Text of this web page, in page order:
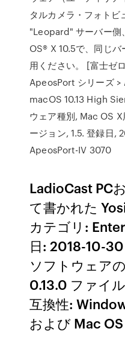
タルカメラ・フォト
"Leopard" サーバー側
OS® X 10.5で、同じ
用ください。 [富士ゼ
ApeosPort シリーズ
macOS 10.13 High
ウェア種別, Mac OS
ージョン, 1.5. 登録日,
ApeosPort-IV 3070
LadioCast PC
て書かれた
カテゴリ:
日: 2018-10-
ソフトウェア
0.13.0 ファイ
互換性:
および Mac